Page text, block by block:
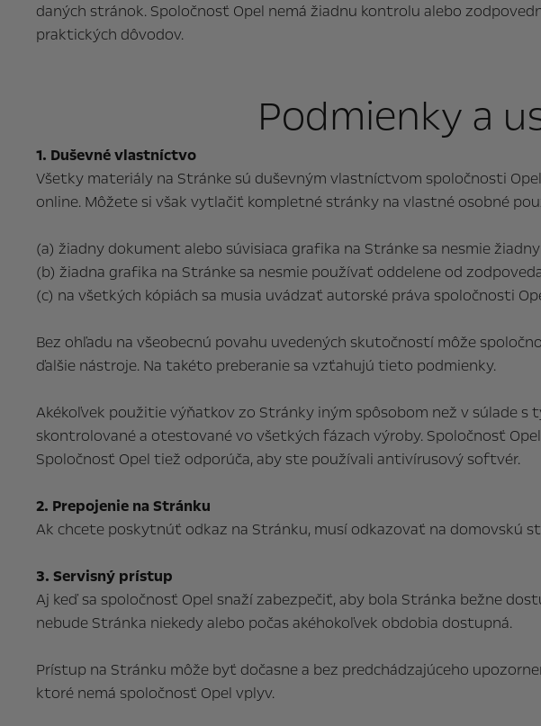
daných stránok. Spoločnosť Opel nemá žiadnu kontrolu alebo
praktických dôvodov.
Podmienky a
1. Duševné vlastníctvo
Všetky materiály na Stránke sú duševným vlastníctvom spoločnosti
online. Môžete si však vytlačiť kompletné stránky na vlastné osobné
(a) žiadny dokument alebo súvisiaca grafika na Stránke sa nesmie
(b) žiadna grafika na Stránke sa nesmie používať oddelene od
(c) na všetkých kópiách sa musia uvádzať autorské práva spoločnosti
Bez ohľadu na všeobecnú povahu uvedených skutočností môže
ďalšie nástroje. Na takéto preberanie sa vzťahujú tieto podmienky.
Akékoľvek použitie výňatkov zo Stránky iným spôsobom než v súlade
skontrolované a otestované vo všetkých fázach výroby. Spoločnosť
Spoločnosť Opel tiež odporúča, aby ste používali antivírusový softvér.
2. Prepojenie na Stránku
Ak chcete poskytnúť odkaz na Stránku, musí odkazovať na domovskú
3. Servisný prístup
Aj keď sa spoločnosť Opel snaží zabezpečiť, aby bola Stránka bežne
nebude Stránka niekedy alebo počas akéhokoľvek obdobia dostupná.
Prístup na Stránku môže byť dočasne a bez predchádzajúceho
ktoré nemá spoločnosť Opel vplyv.